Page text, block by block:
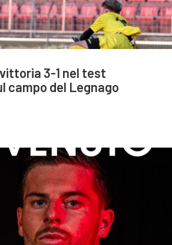
vittoria 3-1 nel test
campo del Legnago